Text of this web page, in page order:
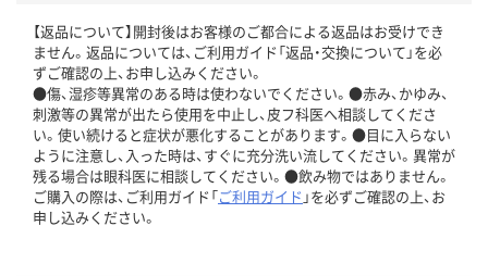
【返品について】開封後はお客様のご都合による返品はお受けでき
ません。返品については、ご利用ガイド「返品・交換について」を必
ずご確認の上、お申し込みください。
●傷、湿疹等異常のある時は使わないでください。●赤み、かゆみ、
刺激等の異常が出たら使用を中止し、皮フ科医へ相談してくださ
い。使い続けると症状が悪化することがあります。●目に入らない
ように注意し、入った時は、すぐに充分洗い流してください。異常が
残る場合は眼科医に相談してください。●飲み物ではありません。
ご購入の際は、ご利用ガイド「ご利用ガイド 」を必ずご確認の上、お
申し込みください。